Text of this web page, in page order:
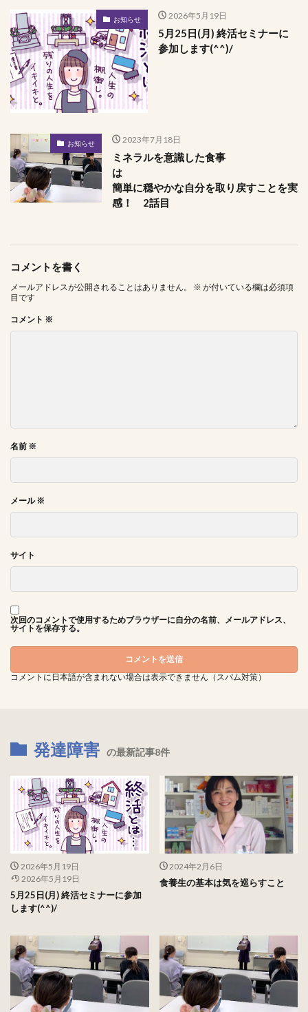
お知らせ 2026年5月19日
5月25日(月) 終活セミナーに
参加します(^^)/
お知らせ 2023年7月18日
ミネラルを意識した食事
は
簡単に穏やかな自分を取り戻すことを実
感！ 2話目
コメントを書く
メールアドレスが公開されることはありません。 ※ が付いている欄は必須項
目です
コメント ※
名前 ※
メール※
サイト
次回のコメントで使用するためブラウザーに自分の名前、メールアドレス、
サイトを保存する。
コメントに日本語が含まれない場合は表示できません（スパム対策）
発達障害 の最新記事8件
2026年5月19日
2026年5月19日
5月25日(月) 終活セミナーに参加
します(^^)/
2024年2月6日
食養生の基本は気を巡らすこと